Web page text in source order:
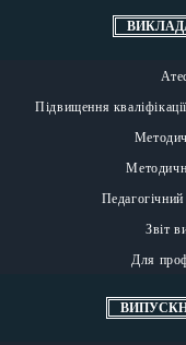
Підвищення
Звіт
Для